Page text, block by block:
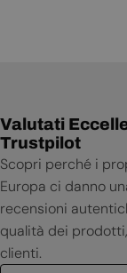
Valutati
Trustpilot
Scopri perché i
Europa ci danno
recensioni
qualità dei
clienti.